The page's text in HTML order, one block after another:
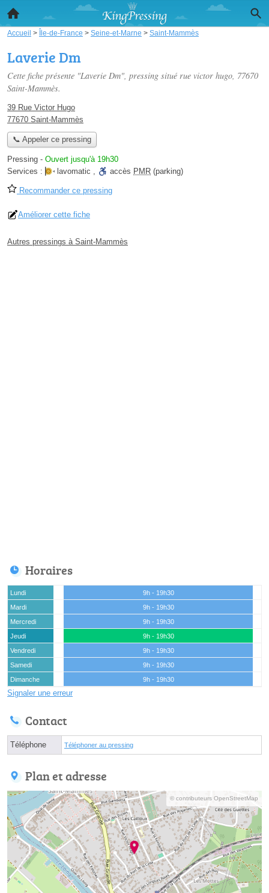
Accueil > Île-de-France > Seine-et-Marne > Saint-Mammès
Laverie Dm
Cette fiche présente "Laverie Dm", pressing situé rue victor hugo, 77670
Saint-Mammès.
39 Rue Victor Hugo
77670 Saint-Mammès
📞 Appeler ce pressing
Pressing - Ouvert jusqu'à 19h30
Services :
lavomatic , accès PMR (parking)
Recommander ce pressing
Améliorer cette fiche
Autres pressings à Saint-Mammès
Horaires
Lundi
9h - 19h30
Mardi
9h - 19h30
Mercredi
9h - 19h30
Jeudi
9h - 19h30
Vendredi
9h - 19h30
Samedi
9h - 19h30
Dimanche
9h - 19h30
Signaler une erreur
Contact
Téléphone Téléphoner au pressing
Plan et adresse
© contributeurs OpenStreetMap